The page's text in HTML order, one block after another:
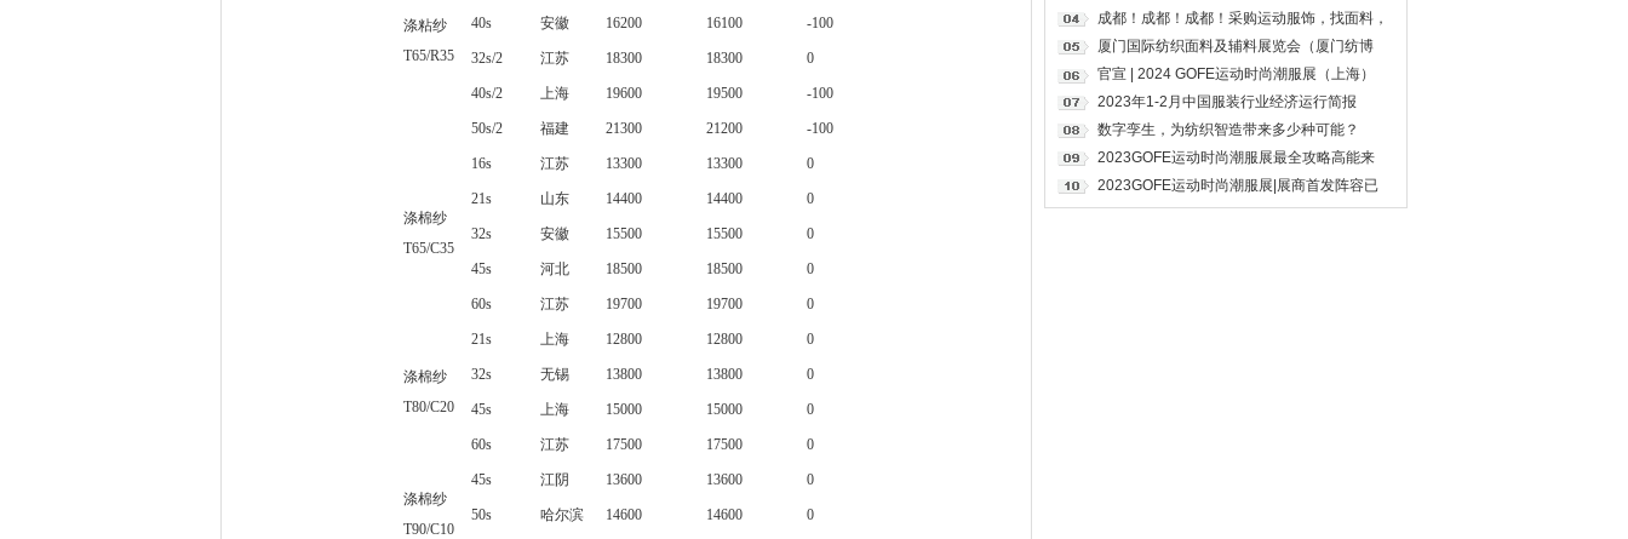
涤粘纱
T65/R35
40s 安徽 16200 16100 -100
32s/2 江苏 18300 18300 0
40s/2 上海 19600 19500 -100
50s/2 福建 21300 21200 -100
涤棉纱
T65/C35
16s 江苏 13300 13300 0
21s 山东 14400 14400 0
32s 安徽 15500 15500 0
45s 河北 18500 18500 0
60s 江苏 19700 19700 0
涤棉纱
T80/C20
21s 上海 12800 12800 0
32s 无锡 13800 13800 0
45s 上海 15000 15000 0
60s 江苏 17500 17500 0
涤棉纱
T90/C10
45s 江阴 13600 13600 0
50s 哈尔滨 14600 14600 0
青岛纺织服装采购交易会盛大开幕
成都！成都！成都！采购运动服饰，找面料，
GOFE来了！
厦门国际纺织面料及辅料展览会（厦门纺博
会）即将开展啦！
官宣 | 2024 GOFE运动时尚潮服展（上海）
2023年1-2月中国服装行业经济运行简报
数字孪生，为纺织智造带来多少种可能？
2023GOFE运动时尚潮服展最全攻略高能来
袭，N多亮点燃爆今夏！
2023GOFE运动时尚潮服展|展商首发阵容已
就位,你Pick谁？